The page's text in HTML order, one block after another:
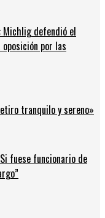
Michlig defendió el
por las
tranquilo y sereno»
fuese funcionario de